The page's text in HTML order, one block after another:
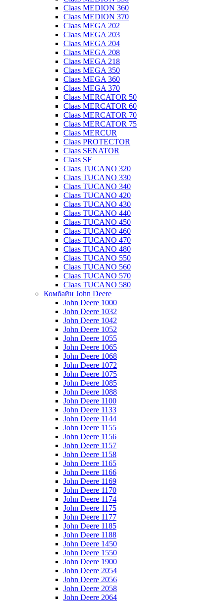
Claas MEDION 360
Claas MEDION 370
Claas MEGA 202
Claas MEGA 203
Claas MEGA 204
Claas MEGA 208
Claas MEGA 218
Claas MEGA 350
Claas MEGA 360
Claas MEGA 370
Claas MERCATOR 50
Claas MERCATOR 60
Claas MERCATOR 70
Claas MERCATOR 75
Claas MERCUR
Claas PROTECTOR
Claas SENATOR
Claas SF
Claas TUCANO 320
Claas TUCANO 330
Claas TUCANO 340
Claas TUCANO 420
Claas TUCANO 430
Claas TUCANO 440
Claas TUCANO 450
Claas TUCANO 460
Claas TUCANO 470
Claas TUCANO 480
Claas TUCANO 550
Claas TUCANO 560
Claas TUCANO 570
Claas TUCANO 580
Комбайн John Deere
John Deere 1000
John Deere 1032
John Deere 1042
John Deere 1052
John Deere 1055
John Deere 1065
John Deere 1068
John Deere 1072
John Deere 1075
John Deere 1085
John Deere 1088
John Deere 1100
John Deere 1133
John Deere 1144
John Deere 1155
John Deere 1156
John Deere 1157
John Deere 1158
John Deere 1165
John Deere 1166
John Deere 1169
John Deere 1170
John Deere 1174
John Deere 1175
John Deere 1177
John Deere 1185
John Deere 1188
John Deere 1450
John Deere 1550
John Deere 1900
John Deere 2054
John Deere 2056
John Deere 2058
John Deere 2064